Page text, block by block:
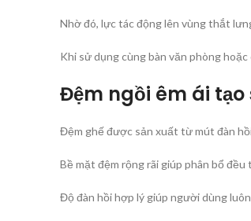
Nhờ đó, lực tác động lên vùng thắt
Khi sử dụng cùng bàn văn phòng
Đệm ngồi êm ái
Đệm ghế được sản xuất từ mút đàn
Bề mặt đệm rộng rãi giúp phân bổ
Độ đàn hồi hợp lý giúp người dùng